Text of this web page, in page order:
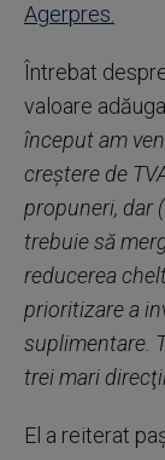
Agerpres.
Întrebat
valoare
început am
creştere de
propuneri, dar
trebuie să
reducerea
prioritizare a
suplimentare.
trei mari
El a reiterat